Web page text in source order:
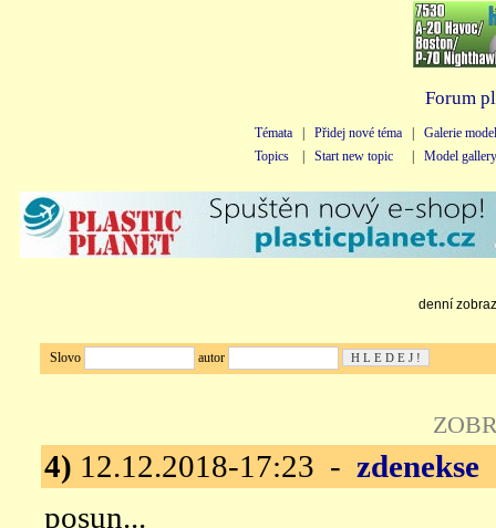
Forum
Témata Přidej nové téma
Galerie
Topics
Start new topic Model gallery
denní
Slovo autor
4) 12.12.2018-17:23 - zdenekse
posun...